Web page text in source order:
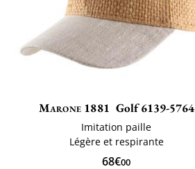
Marone 1881 Golf 6139-5764
Imitation paille
Légère et respirante
68€00